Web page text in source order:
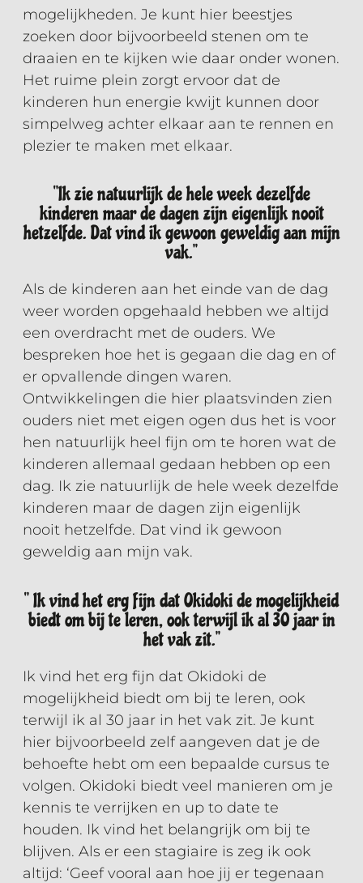
mogelijkheden. Je kunt hier beestjes
zoeken door bijvoorbeeld stenen om te
draaien en te kijken wie daar onder wonen.
Het ruime plein zorgt ervoor dat de
kinderen hun energie kwijt kunnen door
simpelweg achter elkaar aan te rennen en
plezier te maken met elkaar.
‘’Ik zie natuurlijk de hele week dezelfde
kinderen maar de dagen zijn eigenlijk nooit
hetzelfde. Dat vind ik gewoon geweldig aan mijn
vak.’’
Als de kinderen aan het einde van de dag
weer worden opgehaald hebben we altijd
een overdracht met de ouders. We
bespreken hoe het is gegaan die dag en of
er opvallende dingen waren.
Ontwikkelingen die hier plaatsvinden zien
ouders niet met eigen ogen dus het is voor
hen natuurlijk heel fijn om te horen wat de
kinderen allemaal gedaan hebben op een
dag. Ik zie natuurlijk de hele week dezelfde
kinderen maar de dagen zijn eigenlijk
nooit hetzelfde. Dat vind ik gewoon
geweldig aan mijn vak.
‘’ Ik vind het erg fijn dat Okidoki de mogelijkheid
biedt om bij te leren, ook terwijl ik al 30 jaar in
het vak zit.’’
Ik vind het erg fijn dat Okidoki de
mogelijkheid biedt om bij te leren, ook
terwijl ik al 30 jaar in het vak zit. Je kunt
hier bijvoorbeeld zelf aangeven dat je de
behoefte hebt om een bepaalde cursus te
volgen. Okidoki biedt veel manieren om je
kennis te verrijken en up to date te
houden. Ik vind het belangrijk om bij te
blijven. Als er een stagiaire is zeg ik ook
altijd: ‘Geef vooral aan hoe jij er tegenaan